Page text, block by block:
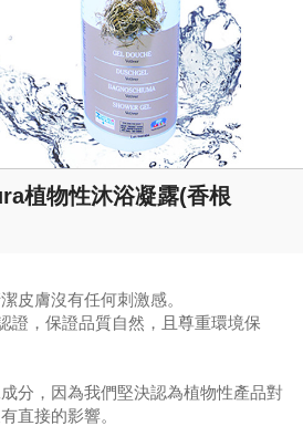
植物性沐浴凝露(香根
皮膚沒有任何刺激感。
證，保證品質自然，且尊重環境保
分，因為我們堅決認為植物性產品對
直接的影響。